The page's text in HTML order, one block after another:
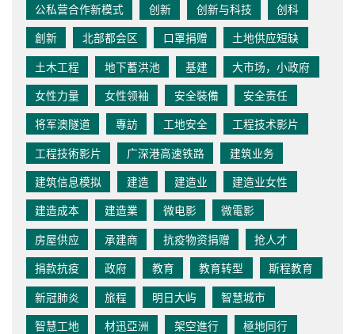
公私营合作新模式
创新 创新与科技
创科
創新
北部都会区 口罩捐赠
土地供应短缺
土木工程
地下蓄洪池 基建
大市场，小政府
女性力量
女性领袖 安全裝備
安全责任
将军澳隧道
專訪 工地安全
工程技术影片
工程技術影片
广深港高速铁路
建筑业务
建筑信息模拟
建造 建造业
建造业女性
建造成本
建造業 微电影
微電影
房屋供应
承建商 抗疫物资捐赠
抢人才
捐款抗疫
政府 教育 教育转型
斯程教育
新冠肺炎
旅程 明日大屿
智慧城市
智慧工地
材迅亞洲 架空進行
極地同行